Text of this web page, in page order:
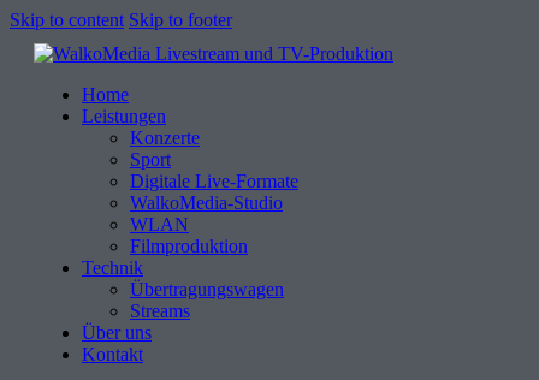
Skip to content Skip to footer
Home
Leistungen
Konzerte
Sport
Digitale Live-Formate
WalkoMedia-Studio
WLAN
Filmproduktion
Technik
Übertragungswagen
Streams
Über uns
Kontakt